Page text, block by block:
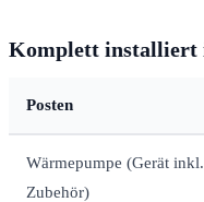
Komplett installiert
Posten
Wärmepumpe (Gerät inkl.
Zubehör)